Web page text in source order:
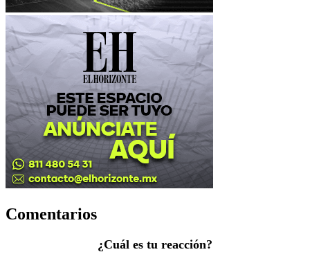
Comentarios